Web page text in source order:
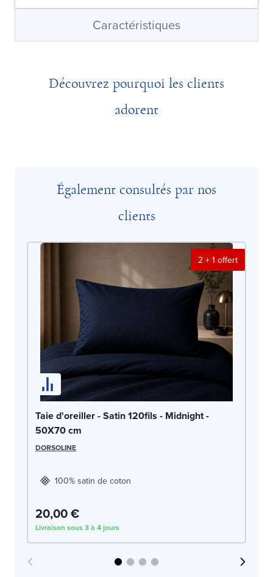
Caractéristiques
Découvrez pourquoi les clients
adorent
Également consultés par nos
clients
2 + 1 offert
Taie d'oreiller - Satin 120fils - Midnight -
50X70 cm
DORSOLINE
100% satin de coton
20,00 €
Livraison sous 3 à 4 jours